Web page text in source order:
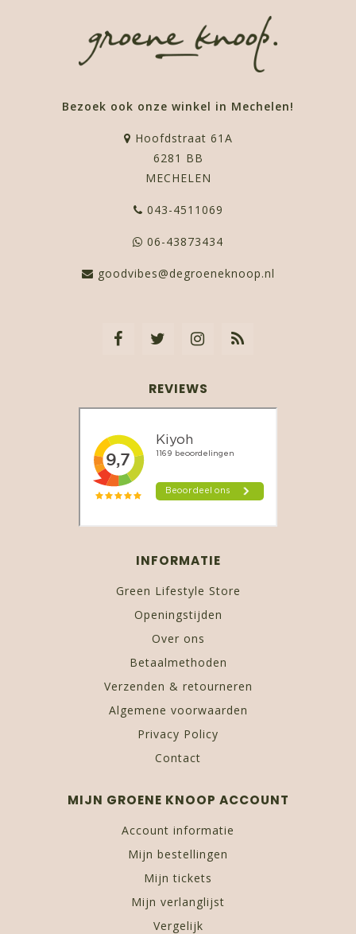
Bezoek ook onze winkel in Mechelen!
Hoofdstraat 61A
6281 BB
MECHELEN
043-4511069
06-43873434
goodvibes@degroeneknoop.nl
REVIEWS
INFORMATIE
Green Lifestyle Store
Openingstijden
Over ons
Betaalmethoden
Verzenden & retourneren
Algemene voorwaarden
Privacy Policy
Contact
MIJN GROENE KNOOP ACCOUNT
Account informatie
Mijn bestellingen
Mijn tickets
Mijn verlanglijst
Vergelijk